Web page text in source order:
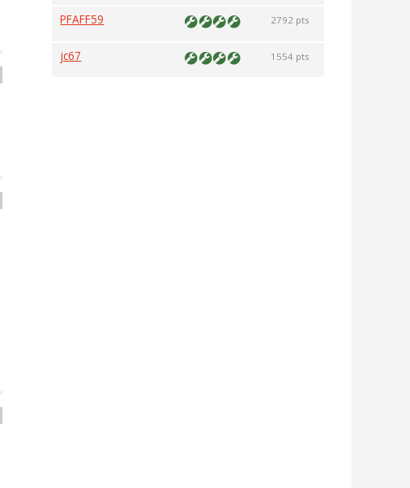
PFAFF59 2792 pts
jc67 1554 pts